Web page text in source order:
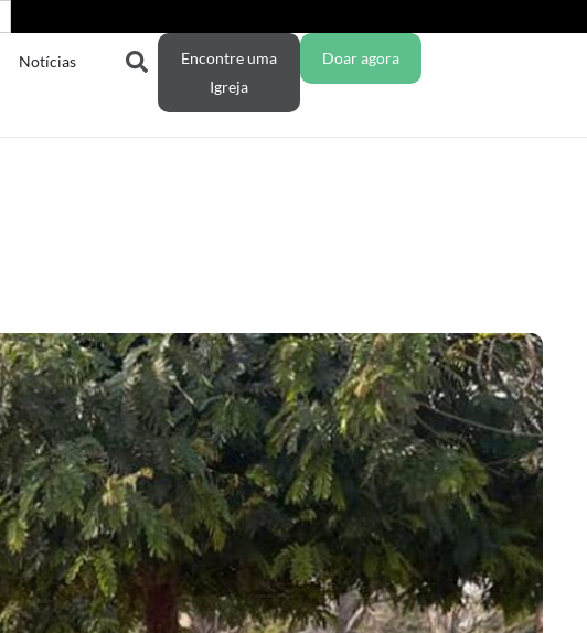
Notícias
Encontre uma
Igreja
Doar agora